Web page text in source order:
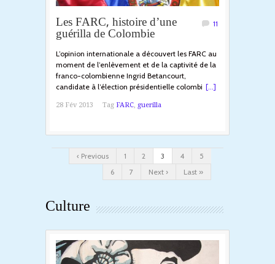
Les FARC, histoire d’une
guérilla de Colombie
11
L’opinion internationale a découvert les FARC au
moment de l’enlèvement et de la captivité de la
franco-colombienne Ingrid Betancourt,
candidate à l’élection présidentielle colombi [...]
28 Fév 2013 Tag FARC, guerilla
‹ Previous 1 2 3 4
5
6
7 Next › Last »
Culture